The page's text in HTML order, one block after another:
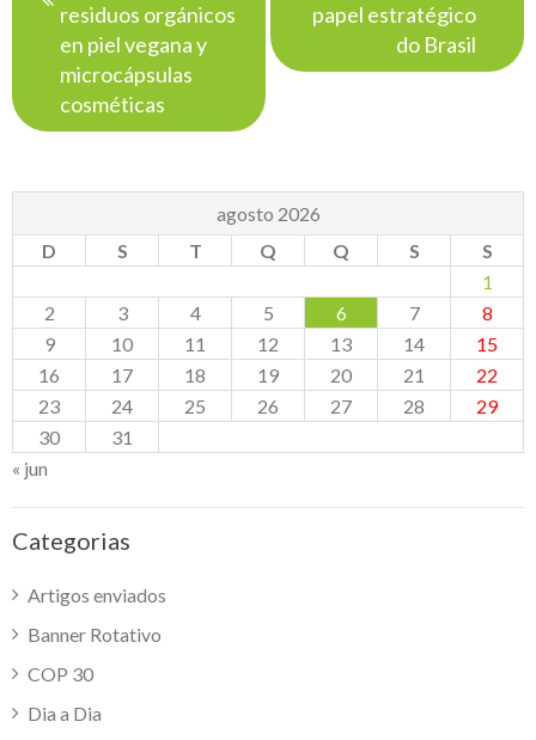
residuos orgánicos
en piel vegana y
microcápsulas
cosméticas
papel estratégico
do Brasil
agosto 2026
D
S T Q Q S
S
1
2
3 4 5 6 7
8
9
10 11 12 13 14
15
16
17 18 19 20 21
22
23
24 25 26 27 28
29
30
31
« jun
Categorias
Artigos enviados
Banner Rotativo
COP 30
Dia a Dia